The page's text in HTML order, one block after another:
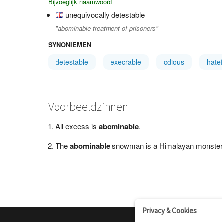
unequivocally detestable
"abominable treatment of prisoners"
SYNONIEMEN
detestable execrable odious
Voorbeeldzinnen
All excess is abominable.
Theabominablesnowman is a Himalayan
Privacy & Cookies